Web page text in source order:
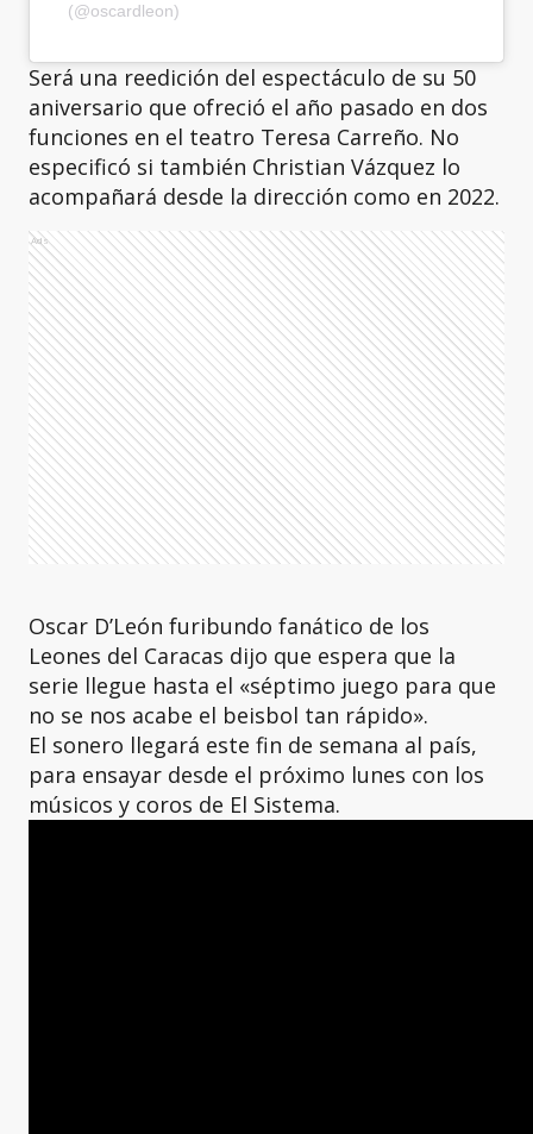
(@oscardleon)
Será una reedición del espectáculo de su 50
aniversario que ofreció el año pasado en dos
funciones en el teatro Teresa Carreño. No
especificó si también Christian Vázquez lo
acompañará desde la dirección como en 2022.
Ads
Oscar D’León furibundo fanático de los
Leones del Caracas dijo que espera que la
serie llegue hasta el «séptimo juego para que
no se nos acabe el beisbol tan rápido».
El sonero llegará este fin de semana al país,
para ensayar desde el próximo lunes con los
músicos y coros de El Sistema.